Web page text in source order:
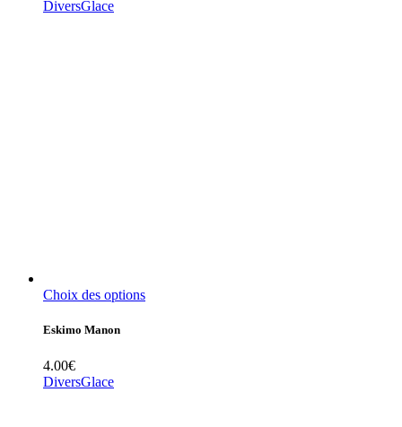
DiversGlace
Choix des options
Eskimo Manon
4.00€
DiversGlace